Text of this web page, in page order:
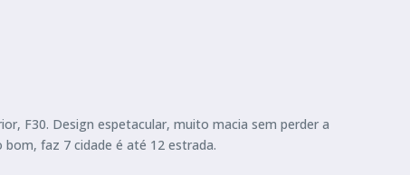
F30. Design espetacular, muito macia sem perder a
faz 7 cidade é até 12 estrada.